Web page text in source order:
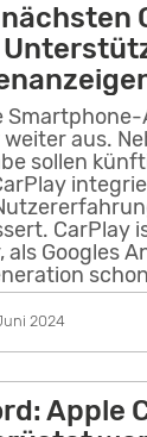
aus.
sollen
CarPlay
Googles
2024
Apple